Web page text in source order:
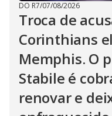
DO R7/07/08/2026
Troca de
Corinthians
Memphis. O
Stabile é
renovar e